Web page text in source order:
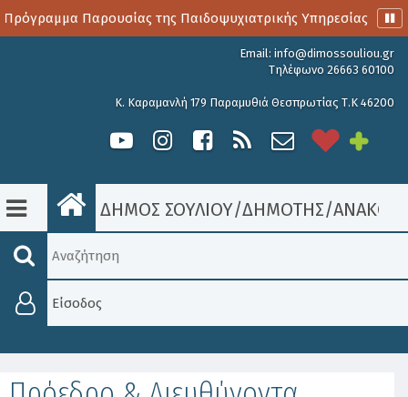
Παρουσίας της Παιδοψυχιατρικής Υπηρεσίας
Email: info@dimossouliou.gr
Τηλέφωνο 26663 60100
Κ. Καραμανλή 179 Παραμυθιά Θεσπρωτίας Τ.Κ 46200
ΔΗΜΟΣ ΣΟΥΛΙΟΥ/ΔΗΜΟΤΗΣ/
Είσοδος